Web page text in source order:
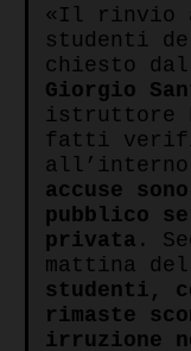
«Il rinvio
studenti
chiesto dal
Giorgio
istruttore
fatti
accuse
pubblico
privata .
mattina
studenti,
rimaste
irruzione